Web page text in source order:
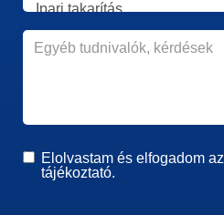
Elolvastam és elfogadom az
tájékoztató.